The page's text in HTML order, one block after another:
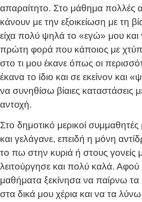
απαραίτητο. Στο μάθημα πολλές
κάνουν με την εξοικείωση με τη
είχα πολύ ψηλά το «εγώ» μου και
πρώτη φορά που κάποιος με
στο τι μου έκανε όπως οι
έκανα το ίδιο και σε εκείνον
να συνηθίσω βίαιες καταστάσεις
αντοχή.
Στο δημοτικό μερικοί
και γελάγανε, επειδή η μόνη
το πω στην κυριά ή στους γονείς
λειτούργησε και πολύ καλά. Αφού
μαθήματα ξεκίνησα να παίρνω
στα δικά μου χέρια και να τα